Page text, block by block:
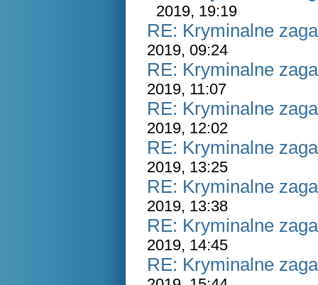
2019, 19:19
RE: Kryminalne
2019, 09:24
RE: Kryminalne
2019, 11:07
RE: Kryminalne
2019, 12:02
RE: Kryminalne
2019, 13:25
RE: Kryminalne
2019, 13:38
RE: Kryminalne
2019, 14:45
RE: Kryminalne